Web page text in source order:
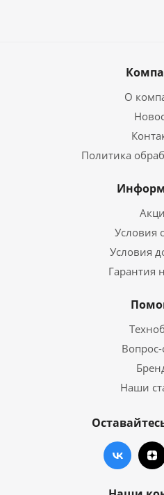
О
Политика
Условия
Условия
Гарантия
Вопрос-
Наши